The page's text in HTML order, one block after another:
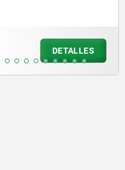
DETALLES